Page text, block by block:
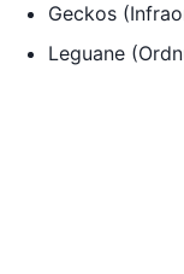
Geckos
Leguane